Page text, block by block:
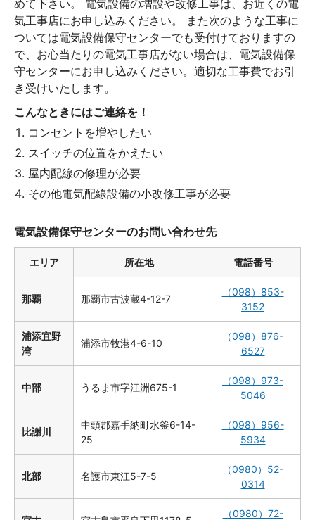
めて下さい。 電気設備の増設や改修工事は、お近くの電
気工事店にお申し込みください。 また次のような工事に
ついては電気設備保守センターでも受付けておりますの
で、お心当たりの電気工事店がない場合は、電気設備保
守センターにお申し込みください。適切な工事費でお引
き受けいたします。
こんなときにはご連絡を！
コンセントを増やしたい
スイッチの位置をかえたい
屋内配線の修理が必要
その他電気配線設備の小改修工事が必要
電気設備保守センターのお問い合わせ先
エリア 所在地 電話番号
那覇 那覇市古波蔵4-12-7
（098）853-
3152
浦添宜野
湾
浦添市牧港4-6-10
（098）876-
6527
中部 うるま市字江洲675-1
（098）973-
5046
比謝川
中頭郡嘉手納町水釜6-14-
25
（098）956-
5934
北部 名護市東江5-7-5
（0980）52-
0314
（0980）72-